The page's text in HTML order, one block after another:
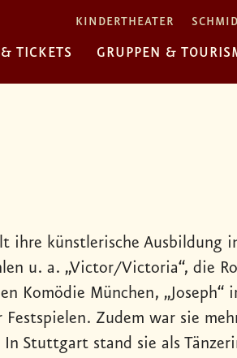
KINDERTHEATER
TICKETS GRUPPEN &
ihre künstlerische Ausbildung
u. a. „Victor/Victoria“, die
Komödie München, „Joseph“
Festspielen. Zudem war sie
Stuttgart stand sie als